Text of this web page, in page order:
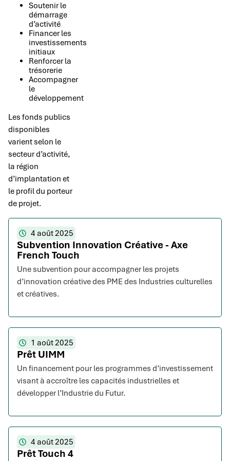
Soutenir le
démarrage
d’activité
Financer les
investissements
initiaux
Renforcer la
trésorerie
Accompagner
le
développement
Les fonds publics
disponibles
varient selon le
secteur d’activité,
la région
d’implantation et
le profil du porteur
de projet.
4 août 2025
Subvention Innovation Créative - Axe
French Touch
Une subvention pour accompagner les projets
d’innovation créative des PME des Industries culturelles
et créatives.
1 août 2025
Prêt UIMM
Un financement pour les programmes d’investissement
visant à accroître les capacités industrielles et
développer l’Industrie du Futur.
4 août 2025
Prêt Touch 4